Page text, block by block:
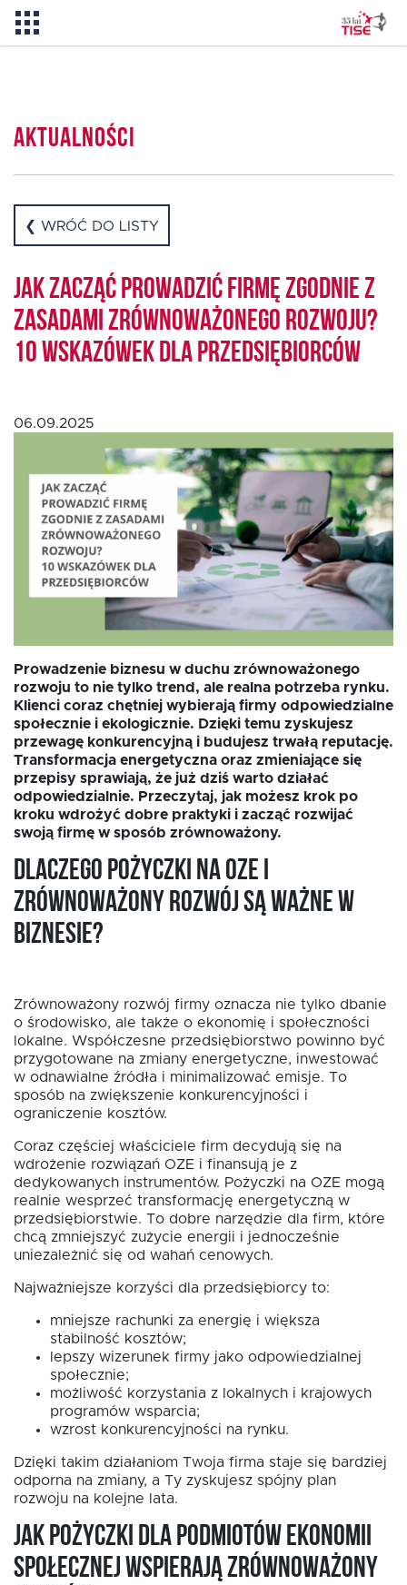
O TISE
Dlaczego TISE?
Pożyczka rozwojowa TISE
Oferta dla NGO/PES
Fundusz FKIS
Rodo
Dokumenty
Rekrutujemy
Kontakt
Aktualności
❮ WRÓĆ DO LISTY
Jak zacząć prowadzić firmę zgodnie z
zasadami zrównoważonego rozwoju?
10 wskazówek dla przedsiębiorców
06.09.2025
Prowadzenie biznesu w duchu zrównoważonego
rozwoju to nie tylko trend, ale realna potrzeba rynku.
Klienci coraz chętniej wybierają firmy odpowiedzialne
społecznie i ekologicznie. Dzięki temu zyskujesz
przewagę konkurencyjną i budujesz trwałą reputację.
Transformacja energetyczna oraz zmieniające się
przepisy sprawiają, że już dziś warto działać
odpowiedzialnie. Przeczytaj, jak możesz krok po
kroku wdrożyć dobre praktyki i zacząć rozwijać
swoją firmę w sposób zrównoważony.
Dlaczego pożyczki na OZE i
zrównoważony rozwój są ważne w
biznesie?
Zrównoważony rozwój firmy oznacza nie tylko dbanie
o środowisko, ale także o ekonomię i społeczności
lokalne. Współczesne przedsiębiorstwo powinno być
przygotowane na zmiany energetyczne, inwestować
w odnawialne źródła i minimalizować emisje. To
sposób na zwiększenie konkurencyjności i
ograniczenie kosztów.
Coraz częściej właściciele firm decydują się na
wdrożenie rozwiązań OZE i finansują je z
dedykowanych instrumentów. Pożyczki na OZE mogą
realnie wesprzeć transformację energetyczną w
przedsiębiorstwie. To dobre narzędzie dla firm, które
chcą zmniejszyć zużycie energii i jednocześnie
uniezależnić się od wahań cenowych.
Najważniejsze korzyści dla przedsiębiorcy to:
mniejsze rachunki za energię i większa
stabilność kosztów;
lepszy wizerunek firmy jako odpowiedzialnej
społecznie;
możliwość korzystania z lokalnych i krajowych
programów wsparcia;
wzrost konkurencyjności na rynku.
Dzięki takim działaniom Twoja firma staje się bardziej
odporna na zmiany, a Ty zyskujesz spójny plan
rozwoju na kolejne lata.
Jak pożyczki dla podmiotów ekonomii
społecznej wspierają zrównoważony